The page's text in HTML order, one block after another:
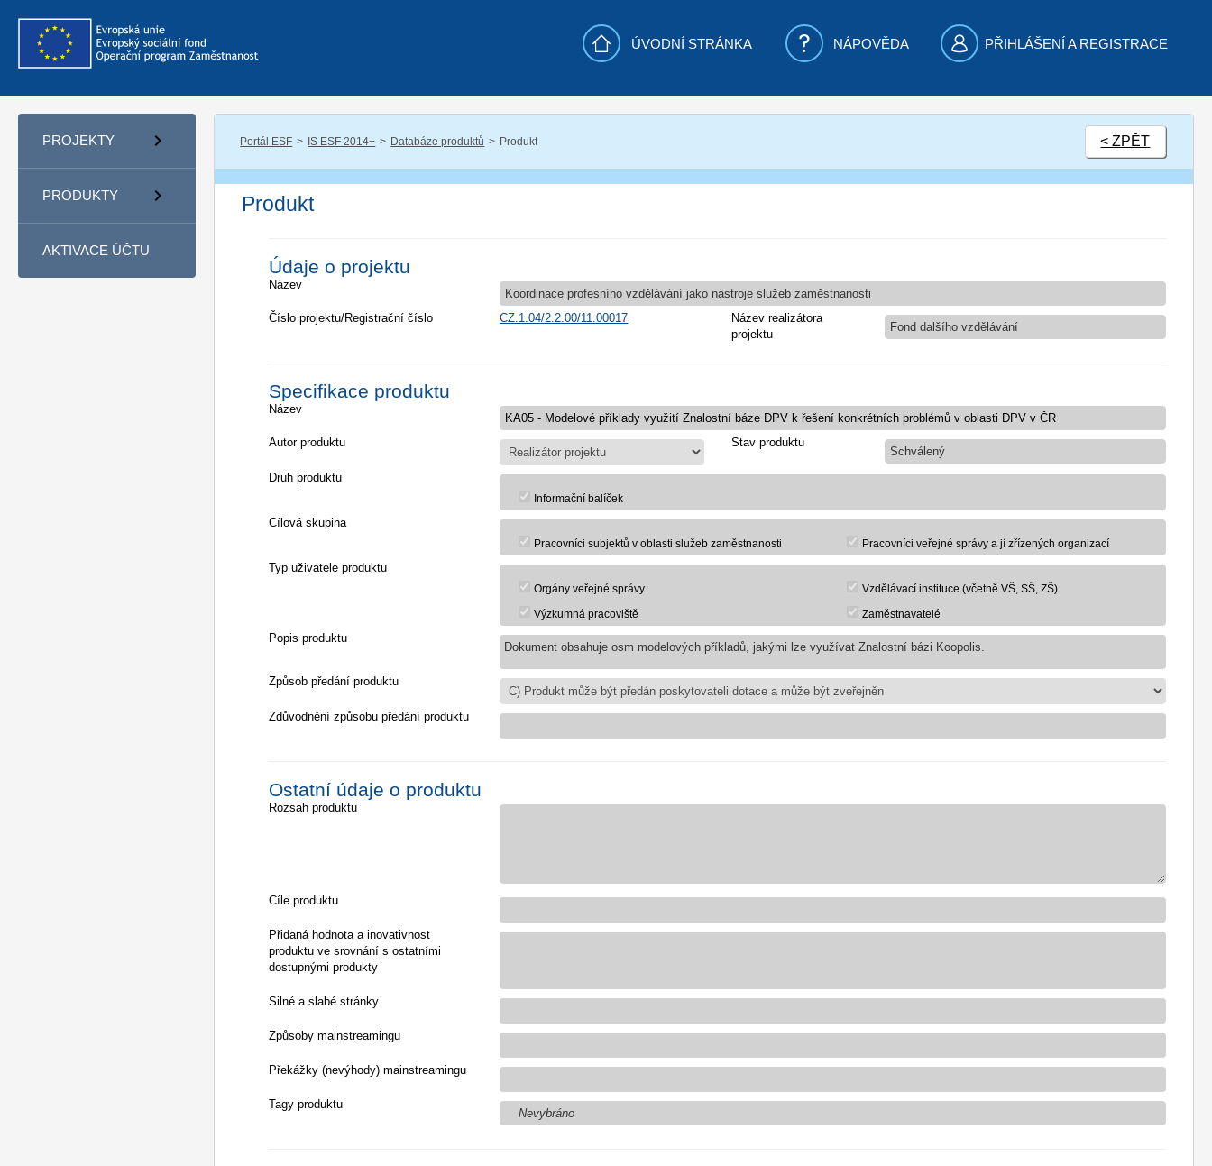
ÚVODNÍ STRÁNKA NÁPOVĚDA PŘIHLÁŠENÍ A REGISTRACE
PROJEKTY
PRODUKTY
AKTIVACE ÚČTU
Portál ESF IS ESF 2014+ Databáze produktů Produkt < ZPĚT
Produkt
Údaje o projektu
Název
Koordinace profesního vzdělávání jako nástroje služeb zaměstnanosti
Číslo projektu/Registrační číslo
CZ.1.04/2.2.00/11.00017
Název realizátora
projektu
Fond dalšího vzdělávání
Specifikace produktu
Název
Autor produktu Stav produktu
Schválený
Druh produktu
Informační balíček
Cílová skupina
Pracovníci subjektů v oblasti služeb zaměstnanosti Pracovníci veřejné správy a jí zřízených organizací
Typ uživatele produktu
Orgány veřejné správy
Vzdělávací instituce (včetně VŠ, SŠ, ZŠ)
Výzkumná pracoviště
Zaměstnavatelé
Popis produktu
Dokument obsahuje osm modelových příkladů, jakými lze využívat Znalostní bázi Koopolis.
Způsob předání produktu
Zdůvodnění způsobu předání produktu
Ostatní údaje o produktu
Rozsah produktu
Cíle produktu
Přidaná hodnota a inovativnost
produktu ve srovnání s ostatními
dostupnými produkty
Silné a slabé stránky
Způsoby mainstreamingu
Překážky (nevýhody) mainstreamingu
Tagy produktu
Nevybráno